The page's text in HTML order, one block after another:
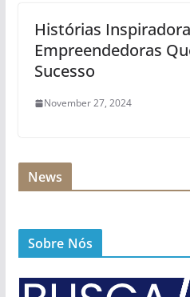
Histórias
Empreendedoras
Sucesso
November 27, 2024
News
Sobre Nós